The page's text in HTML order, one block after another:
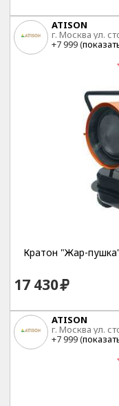
ATISON
г. Москва ул.
+7 999 (
Кратон "Жар-
17 430
ATISON
г. Москва ул.
+7 999 (